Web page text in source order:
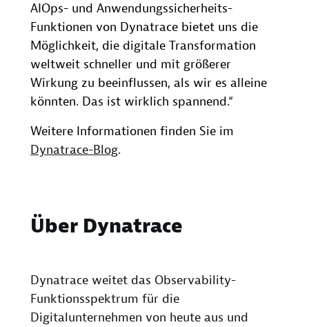
AIOps- und Anwendungssicherheits-
Funktionen von Dynatrace bietet uns die
Möglichkeit, die digitale Transformation
weltweit schneller und mit größerer
Wirkung zu beeinflussen, als wir es alleine
könnten. Das ist wirklich spannend.“
Weitere Informationen finden Sie im
Dynatrace-Blog.
Über Dynatrace
Dynatrace weitet das Observability-
Funktionsspektrum für die
Digitalunternehmen von heute aus und